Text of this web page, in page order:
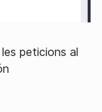
peticions al